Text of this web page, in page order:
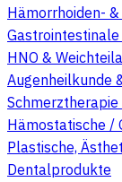
Hämorrhoiden-
HNO &
Augenheilkunde
Hämostatische /
Plastische,
Dentalprodukte